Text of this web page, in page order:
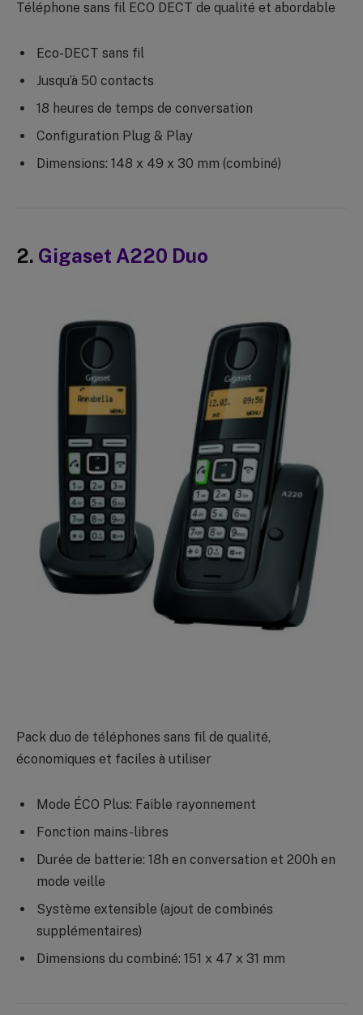
Téléphone sans fil ECO DECT de qualité et abordable
Eco-DECT sans fil
Jusqu’à 50 contacts
18 heures de temps de conversation
Configuration Plug & Play
Dimensions: 148 x 49 x 30 mm (combiné)
2. Gigaset A220 Duo
Pack duo de téléphones sans fil de qualité,
économiques et faciles à utiliser
Mode ÉCO Plus: Faible rayonnement
Fonction mains-libres
Durée de batterie: 18h en conversation et 200h en
mode veille
Système extensible (ajout de combinés
supplémentaires)
Dimensions du combiné: 151 x 47 x 31 mm